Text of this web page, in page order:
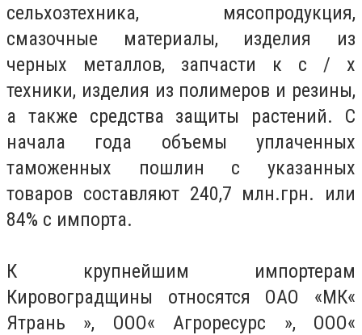
сельхозтехника, мясопродукция,
смазочные материалы, изделия из
черных металлов, запчасти к с / х
техники, изделия из полимеров и резины,
а также средства защиты растений. С
начала года объемы уплаченных
таможенных пошлин с указанных
товаров составляют 240,7 млн.грн. или
84% с импорта.
К крупнейшим импортерам
Кировоградщины относятся ОАО «МК«
Ятрань », ООО« Агроресурс », ООО«